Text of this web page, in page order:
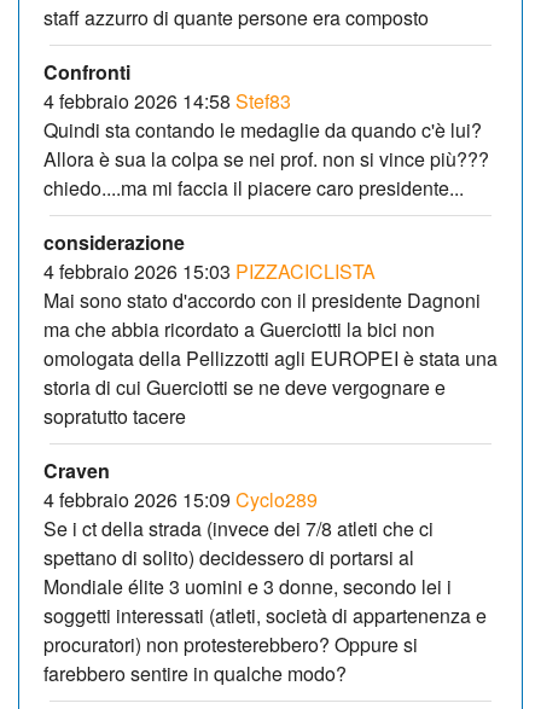
staff azzurro di quante persone era composto
Confronti
4 febbraio 2026 14:58 Stef83
Quindi sta contando le medaglie da quando c'è lui?
Allora è sua la colpa se nei prof. non si vince più???
chiedo....ma mi faccia il piacere caro presidente...
considerazione
4 febbraio 2026 15:03 PIZZACICLISTA
Mai sono stato d'accordo con il presidente Dagnoni
ma che abbia ricordato a Guerciotti la bici non
omologata della Pellizzotti agli EUROPEI è stata una
storia di cui Guerciotti se ne deve vergognare e
sopratutto tacere
Craven
4 febbraio 2026 15:09 Cyclo289
Se i ct della strada (invece dei 7/8 atleti che ci
spettano di solito) decidessero di portarsi al
Mondiale élite 3 uomini e 3 donne, secondo lei i
soggetti interessati (atleti, società di appartenenza e
procuratori) non protesterebbero? Oppure si
farebbero sentire in qualche modo?